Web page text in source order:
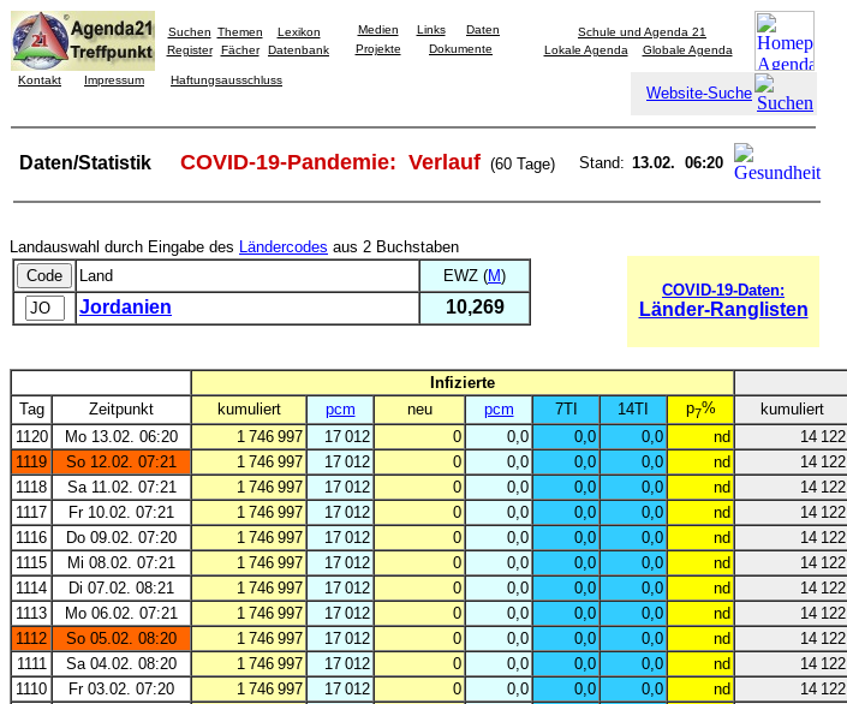
Suchen Themen
Lexikon
Register
Fächer Datenbank
Medien Links
Daten
Projekte
Dokumente
Schule und Agenda 21
Lokale Agenda
Globale Agenda
Kontakt Impressum Haftungsausschluss
Website-Suche
Daten/Statistik COVID-19-Pandemie: Verlauf (60 Tage) Stand: 13.02. 06:20
Landauswahl durch Eingabe des Ländercodes aus 2 Buchstaben
Land
EWZ (M)
Jordanien 10,269
COVID-19-Daten:
Länder-Ranglisten
Infizierte
Tag
Zeitpunkt kumuliert pcm neu pcm 7TI 14TI p7% kumuliert
1120
Mo 13.02. 06:20 1 746 997 17 012 0 0,0 0,0 0,0 nd 14 122
1119
So 12.02. 07:21 1 746 997 17 012 0 0,0 0,0 0,0 nd 14 122
1118
Sa 11.02. 07:21 1 746 997 17 012 0 0,0 0,0 0,0 nd 14 122
1117
Fr 10.02. 07:21 1 746 997 17 012 0 0,0 0,0 0,0 nd 14 122
1116
Do 09.02. 07:20 1 746 997 17 012 0 0,0 0,0 0,0 nd 14 122
1115
Mi 08.02. 07:21 1 746 997 17 012 0 0,0 0,0 0,0 nd 14 122
1114
Di 07.02. 08:21 1 746 997 17 012 0 0,0 0,0 0,0 nd 14 122
1113
Mo 06.02. 07:21 1 746 997 17 012 0 0,0 0,0 0,0 nd 14 122
1112
So 05.02. 08:20 1 746 997 17 012 0 0,0 0,0 0,0 nd 14 122
1111
Sa 04.02. 08:20 1 746 997 17 012 0 0,0 0,0 0,0 nd 14 122
1110
Fr 03.02. 07:20 1 746 997 17 012 0 0,0 0,0 0,0 nd 14 122